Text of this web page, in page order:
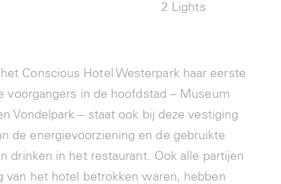
2 Lights
Conscious Hotel Westerpark haar eerste
voorgangers in de hoofdstad – Museum
Vondelpark – staat ook bij deze vestiging
de energievoorziening en de gebruikte
drinken in het restaurant. Ook alle partijen
van het hotel betrokken waren, hebben